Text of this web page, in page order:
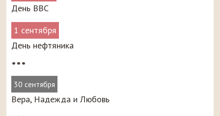
День ВВС
1 сентября
День нефтяника
•••
30 сентября
Вера, Надежда и Любовь